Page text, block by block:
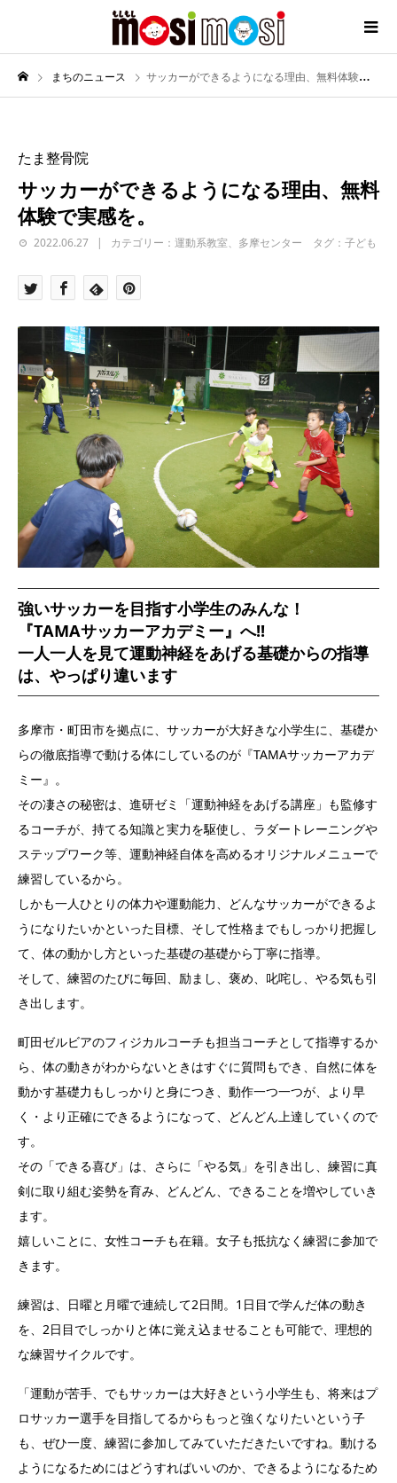
まちのニュース サッカーができるようになる理由、無料体験で実感を。
たま整骨院
サッカーができるようになる理由、無料
体験で実感を。
2022.06.27 カテゴリー：運動系教室、多摩センター タグ：子ども
強いサッカーを目指す小学生のみんな！
『TAMAサッカーアカデミー』へ!!
一人一人を見て運動神経をあげる基礎からの指導
は、やっぱり違います
多摩市・町田市を拠点に、サッカーが大好きな小学生に、基礎か
らの徹底指導で動ける体にしているのが 『TAMAサッカーアカデ
ミー』。
その凄さの秘密は、進研ゼミ「運動神経をあげる講座」も監修す
るコーチが、持てる知識と実力を駆使し、ラダートレーニングや
ステップワーク等、運動神経自体を高めるオリジナルメニューで
練習しているから。
しかも一人ひとりの体力や運動能力、どんなサッカーができるよ
うになりたいかといった目標、そして性格までもしっかり把握し
て、体の動かし方といった基礎の基礎から丁寧に指導。
そして、練習のたびに毎回、励まし、褒め、叱咤し、やる気も引
き出します。
町田ゼルビアのフィジカルコーチも担当コーチとして指導するか
ら、体の動きがわからないときはすぐに質問もでき、自然に体を
動かす基礎力もしっかりと身につき、動作一つ一つが、より早
く・より正確にできるようになって、どんどん上達していくので
す。
その「できる喜び」は、さらに「やる気」を引き出し、練習に真
剣に取り組む姿勢を育み、どんどん、できることを増やしていき
ます。
嬉しいことに、女性コーチも在籍。女子も抵抗なく練習に参加で
きます。
練習は、日曜と月曜で連続して2日間。1日目で学んだ体の動き
を、2日目でしっかりと体に覚え込ませることも可能で、理想的
な練習サイクルです。
「運動が苦手、でもサッカーは大好きという小学生も、将来はプ
ロサッカー選手を目指してるからもっと強くなりたいという子
も、ぜひ一度、練習に参加してみていただきたいですね。動ける
ようになるためにはどうすればいいのか、できるようになるため